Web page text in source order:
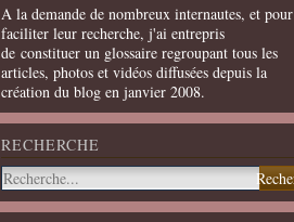
A la demande de nombreux internautes, et pour
faciliter leur recherche, j'ai entrepris
de constituer un glossaire regroupant tous les
articles, photos et vidéos diffusées depuis la
création du blog en janvier 2008.
RECHERCHE